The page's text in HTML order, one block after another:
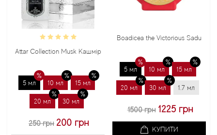
Collection Musk Кашмір
10 мл 15 мл
20 мл 30 мл
250 грн 200 грн
Boadicea the Victorious Sadu
10 мл 15 мл
20 мл 30 мл 1.7 мл
1500 грн 1225 грн
КУПИТИ